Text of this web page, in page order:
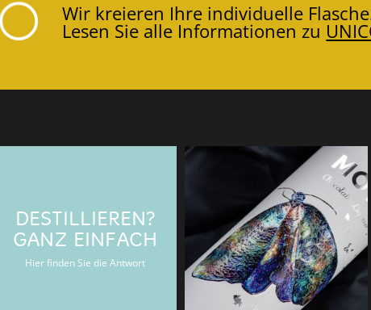
Wir kreieren Ihre individuelle
Lesen Sie alle Informationen zu
NEU: GUTSCHEINE
Verschenken Sie Gläserglück mit
Cristallo-Gutscheinen.
DESTILLIEREN?
GANZ EINFACH
Hier finden Sie die Antwort